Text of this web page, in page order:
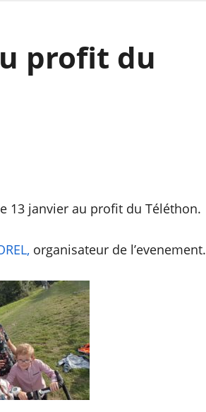
profit du
13 janvier au profit du Téléthon.
organisateur de l’evenement.